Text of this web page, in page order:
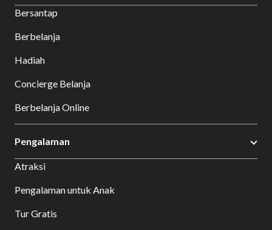
Bersantap
Berbelanja
Hadiah
Concierge Belanja
Berbelanja Online
Pengalaman
Atraksi
Pengalaman untuk Anak
Tur Gratis